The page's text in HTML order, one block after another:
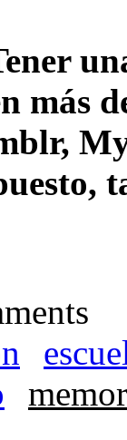
más